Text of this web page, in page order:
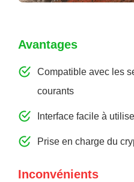
Avantages
Compatible avec les
courants
Interface facile à
Prise en charge du
Inconvénients